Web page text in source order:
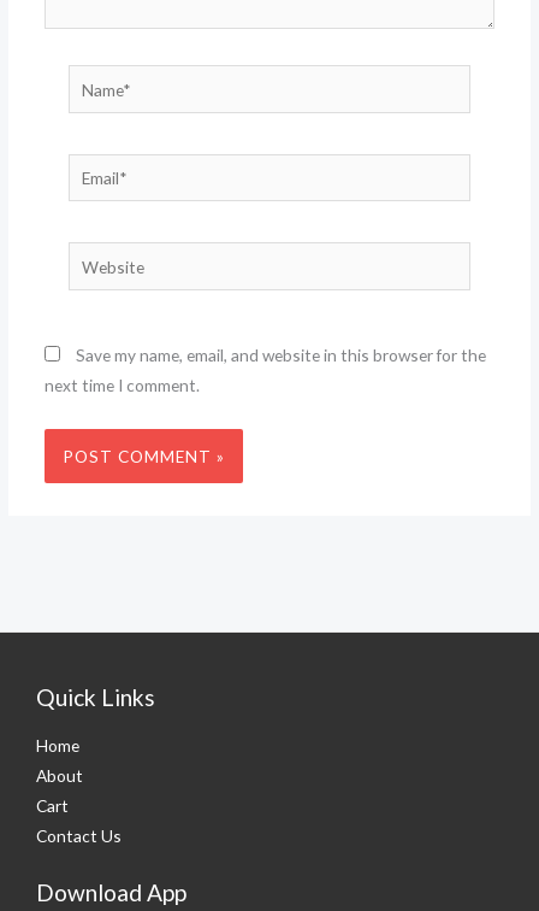
Name*
Email*
Save my name, email, and website in this browser for the
next time I comment.
Quick Links
Home
About
Cart
Contact Us
Download App